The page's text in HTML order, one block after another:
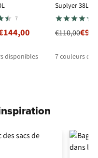
7
disponibles
Suplyer 38L
€110,00
7couleurs